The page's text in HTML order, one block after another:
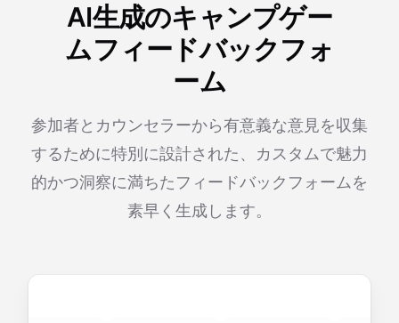
AI生成のキャンプゲー
ムフィードバックフォ
ーム
参加者とカウンセラーから有意義な意見を収集
するために特別に設計された、カスタムで魅力
的かつ洞察に満ちたフィードバックフォームを
素早く生成します。